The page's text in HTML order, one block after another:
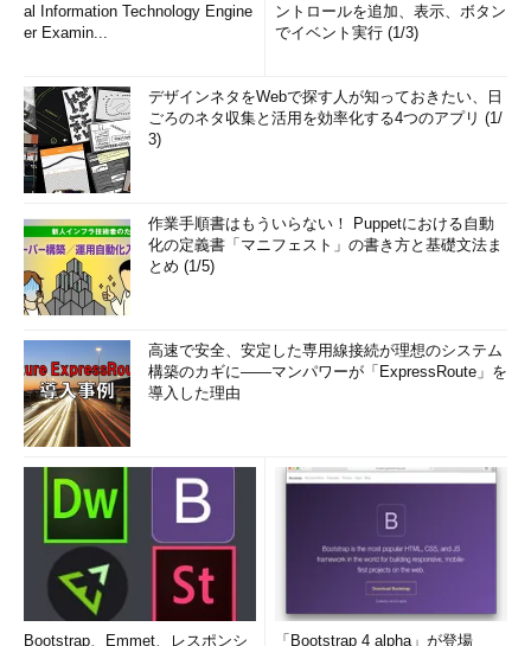
al Information Technology Engine
er Examin...
ントロールを追加、表示、ボタン
でイベント実行 (1/3)
デザインネタをWebで探す人が知っておきたい、日
ごろのネタ収集と活用を効率化する4つのアプリ (1/
3)
作業手順書はもういらない！ Puppetにおける自動
化の定義書「マニフェスト」の書き方と基礎文法ま
とめ (1/5)
高速で安全、安定した専用線接続が理想のシステム
構築のカギに――マンパワーが「ExpressRoute」を
導入した理由
Bootstrap、Emmet、レスポンシ
「Bootstrap 4 alpha」が登場